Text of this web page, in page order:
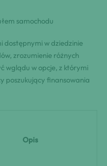
samochodu
dostępnymi w dziedzinie
zrozumienie różnych
wglądu w opcje, z którymi
poszukujący finansowania
Opis